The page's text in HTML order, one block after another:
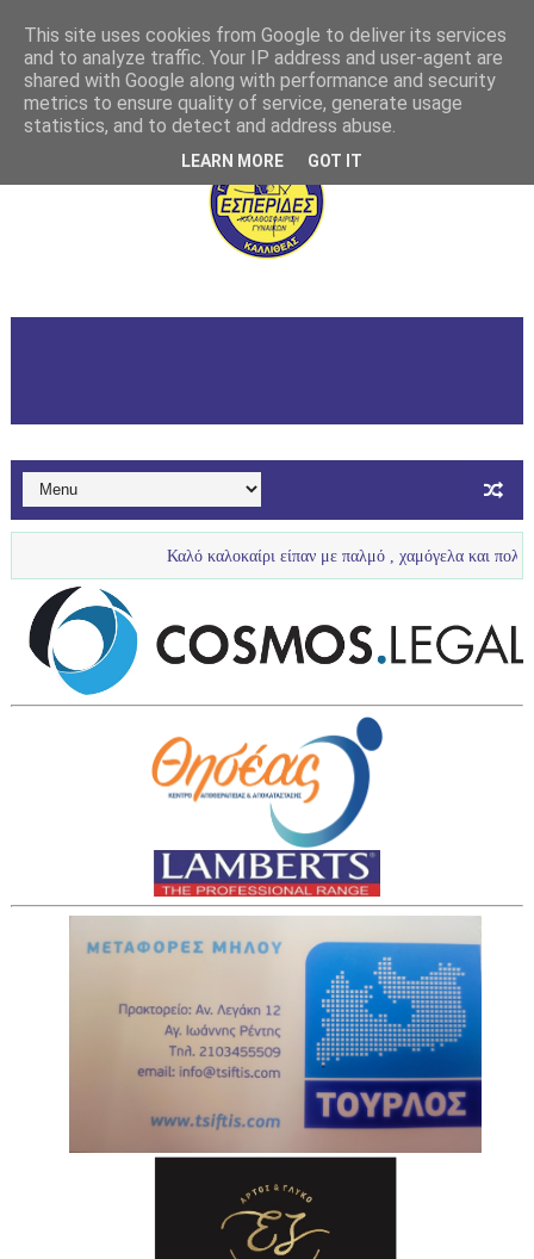
Καλό καλοκαίρι είπαν με παλμό , χαμόγελα και πολύ νερό τα
This site uses cookies from Google to deliver its services
and to analyze traffic. Your IP address and user-agent are
shared with Google along with performance and security
metrics to ensure quality of service, generate usage
statistics, and to detect and address abuse.
LEARN MORE GOT IT